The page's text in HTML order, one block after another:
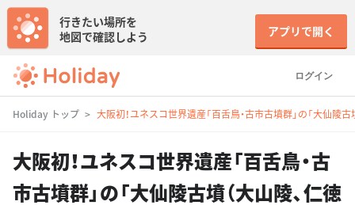
ログイン
行きたい場所を
地図で確認しよう
アプリで開く
Holiday トップ 大阪初！ユネスコ世界遺産「百舌鳥・古市古墳群」の「大仙陵古
大阪初！ユネスコ世界遺産「百舌鳥・古
市古墳群」の「大仙陵古墳（大山陵、仁徳